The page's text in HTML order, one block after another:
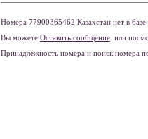
Номера 77900365462 Казахстан нет в базе
Вы можете Оставить сообщение или
Принадлежность номера и поиск номера